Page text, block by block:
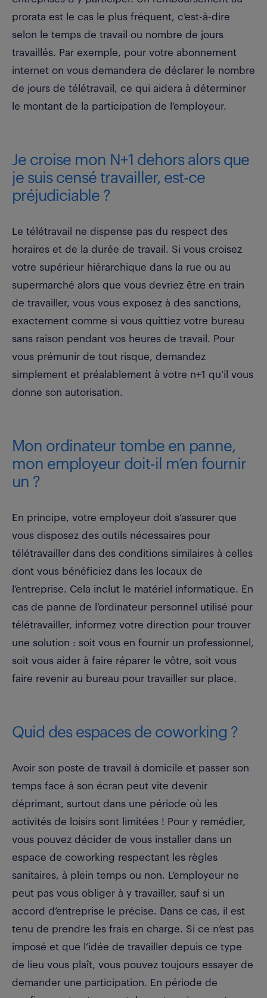
prorata est le cas le plus fréquent, c’est-à-dire
selon le temps de travail ou nombre de jours
travaillés. Par exemple, pour votre abonnement
internet on vous demandera de déclarer le nombre
de jours de télétravail, ce qui aidera à déterminer
le montant de la participation de l’employeur.
Je croise mon N+1 dehors alors que
je suis censé travailler, est-ce
préjudiciable ?
Le télétravail ne dispense pas du respect des
horaires et de la durée de travail. Si vous croisez
votre supérieur hiérarchique dans la rue ou au
supermarché alors que vous devriez être en train
de travailler, vous vous exposez à des sanctions,
exactement comme si vous quittiez votre bureau
sans raison pendant vos heures de travail. Pour
vous prémunir de tout risque, demandez
simplement et préalablement à votre n+1 qu’il vous
donne son autorisation.
Mon ordinateur tombe en panne,
mon employeur doit-il m’en fournir
un ?
En principe, votre employeur doit s’assurer que
vous disposez des outils nécessaires pour
télétravailler dans des conditions similaires à celles
dont vous bénéficiez dans les locaux de
l’entreprise. Cela inclut le matériel informatique. En
cas de panne de l’ordinateur personnel utilisé pour
télétravailler, informez votre direction pour trouver
une solution : soit vous en fournir un professionnel,
soit vous aider à faire réparer le vôtre, soit vous
faire revenir au bureau pour travailler sur place.
Quid des espaces de coworking ?
Avoir son poste de travail à domicile et passer son
temps face à son écran peut vite devenir
déprimant, surtout dans une période où les
activités de loisirs sont limitées ! Pour y remédier,
vous pouvez décider de vous installer dans un
espace de coworking respectant les règles
sanitaires, à plein temps ou non. L’employeur ne
peut pas vous obliger à y travailler, sauf si un
accord d’entreprise le précise. Dans ce cas, il est
tenu de prendre les frais en charge. Si ce n’est pas
imposé et que l’idée de travailler depuis ce type
de lieu vous plaît, vous pouvez toujours essayer de
demander une participation. En période de